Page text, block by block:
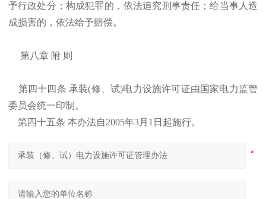
予行政处分；构成犯罪的，依法追究刑事责任；给当事人造
成损害的，依法给予赔偿。
第八章 附 则
第四十四条 承装(修、试)电力设施许可证由国家电力监管
委员会统一印制。
第四十五条 本办法自2005年3月1日起施行。